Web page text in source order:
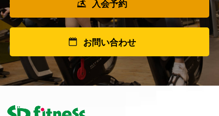
入会予約
お問い合わせ